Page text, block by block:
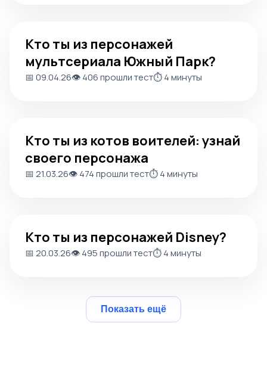
Кто ты из персонажей
мультсериала Южный Парк?
📅 09.04.26👁️ 406 прошли тест⏱️ 4 минуты
Кто ты из котов воителей: узнай
своего персонажа
📅 21.03.26👁️ 474 прошли тест⏱️ 4 минуты
Кто ты из персонажей Disney?
📅 20.03.26👁️ 495 прошли тест⏱️ 4 минуты
Показать ещё